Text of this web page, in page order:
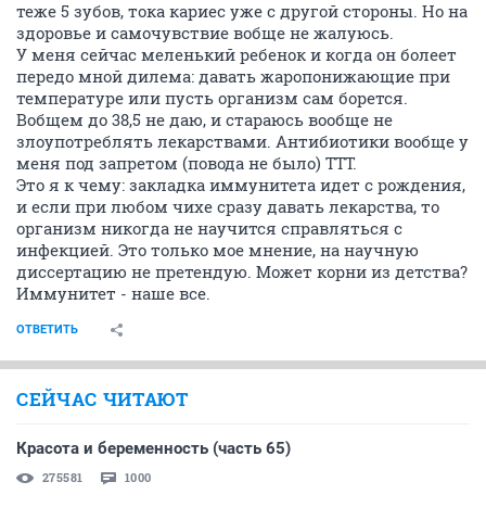
теже 5 зубов, тока кариес уже с другой стороны. Но на
здоровье и самочувствие вобще не жалуюсь.
У меня сейчас меленький ребенок и когда он болеет
передо мной дилема: давать жаропонижающие при
температуре или пусть организм сам борется.
Вобщем до 38,5 не даю, и стараюсь вообще не
злоупотреблять лекарствами. Антибиотики вообще у
меня под запретом (повода не было) ТТТ.
Это я к чему: закладка иммунитета идет с рождения,
и если при любом чихе сразу давать лекарства, то
организм никогда не научится справляться с
инфекцией. Это только мое мнение, на научную
диссертацию не претендую. Может корни из детства?
Иммунитет - наше все.
ОТВЕТИТЬ
СЕЙЧАС ЧИТАЮТ
Красота и беременность (часть 65)
275581 1000